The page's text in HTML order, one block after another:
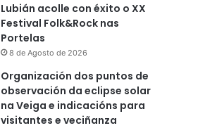
Lubián acolle con éxito o XX
Festival Folk&Rock nas
Portelas
8 de Agosto de 2026
Organización dos puntos de
observación da eclipse solar
na Veiga e indicacións para
visitantes e veciñanza